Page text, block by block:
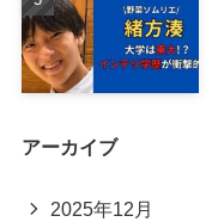
アーカイブ
2025年12月